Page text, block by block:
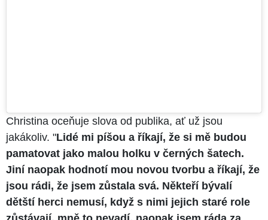
Christina oceňuje slova od publika, ať už jsou
jakákoliv. "Lidé mi píšou a říkají, že si mě budou
pamatovat jako malou holku v černých šatech.
Jiní naopak hodnotí mou novou tvorbu a říkají, že
jsou rádi, že jsem zůstala svá. Někteří bývalí
dětští herci nemusí, když s nimi jejich staré role